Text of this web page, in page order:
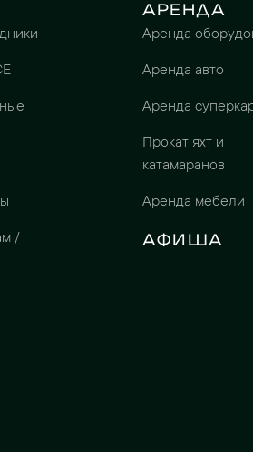
/
Аренда
Аренда
Аренда авто
Аренда
Прокат яхт и
катамаранов
Аренда мебели
Афиша